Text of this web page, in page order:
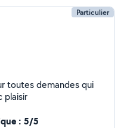
Particulier
toutes demandes qui
plaisir
: 5/5